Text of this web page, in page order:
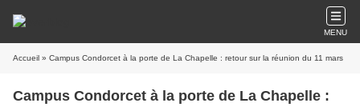
MENU
Accueil » Campus Condorcet à la porte de La Chapelle : retour sur la réunion du 11 mars
Campus Condorcet à la porte de La Chapelle :